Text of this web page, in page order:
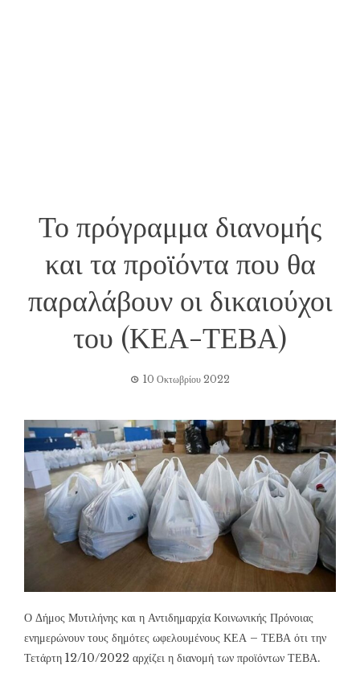
Το πρόγραμμα διανομής
και τα προϊόντα που θα
παραλάβουν οι δικαιούχοι
του (ΚΕΑ-ΤΕΒΑ)
10 Οκτωβρίου 2022
Ο Δήμος Μυτιλήνης και η Αντιδημαρχία Κοινωνικής Πρόνοιας
ενημερώνουν τους δημότες ωφελουμένους ΚΕΑ – ΤΕΒΑ ότι την
Τετάρτη 12/10/2022 αρχίζει η διανομή των προϊόντων ΤΕΒΑ.